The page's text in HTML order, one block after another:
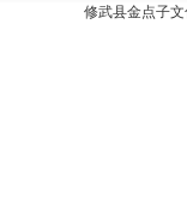
修武县金点子